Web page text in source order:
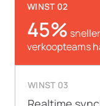
WINST 02
45%
verkoopteams
WINST 03